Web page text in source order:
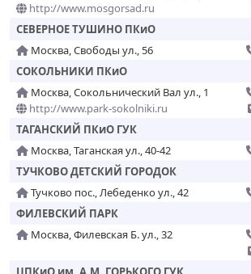
http://www.mosgorsad.ru
СЕВЕРНОЕ ТУШИНО ПКиО
Москва, Свободы ул., 56
СОКОЛЬНИКИ ПКиО
Москва, Сокольнический Вал ул., 1
http://www.park-sokolniki.ru
ТАГАНСКИЙ ПКиО ГУК
Москва, Таганская ул., 40-42
ТУЧКОВО ДЕТСКИЙ ГОРОДОК
Тучково пос., Лебеденко ул., 42
ФИЛЕВСКИЙ ПАРК
Москва, Филевская Б. ул., 32